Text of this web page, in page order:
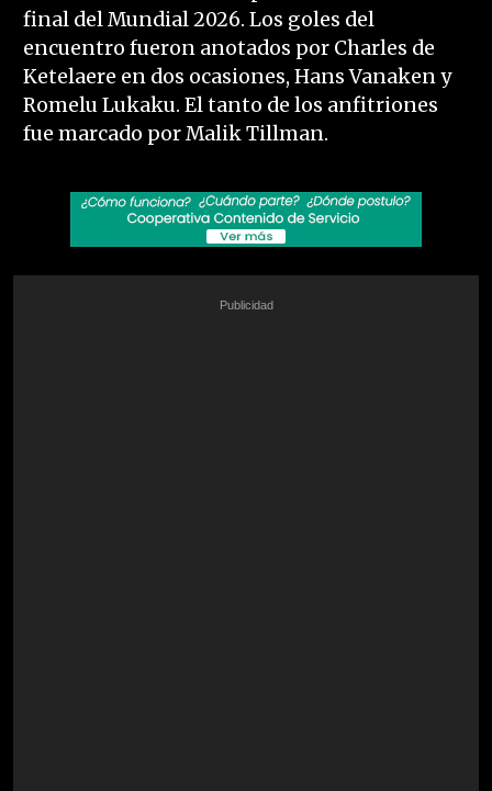
final del Mundial 2026. Los goles del
encuentro fueron anotados por Charles de
Ketelaere en dos ocasiones, Hans Vanaken y
Romelu Lukaku. El tanto de los anfitriones
fue marcado por Malik Tillman.